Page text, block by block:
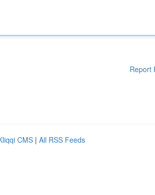
Report
CMS | All RSS Feeds